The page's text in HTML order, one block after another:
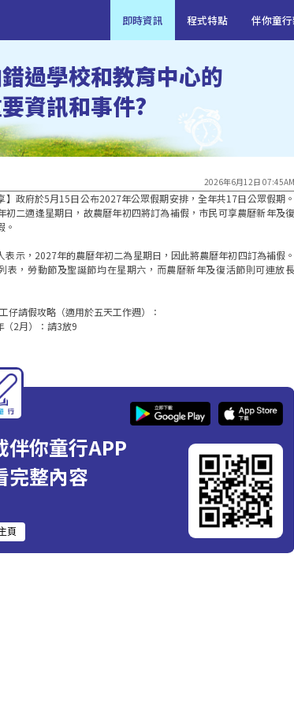
即時資訊 程式特點 伴你童
過學校和教育中心的
資訊和事件?
2026年6月12日 07:45AM
】政府於5月15日公布2027年公眾假期安排，全年共17日公眾假期。
初二適逢星期日，故農曆年初四將訂為補假，市民可享農曆新年及復
。
表示，2027年的農曆年初二為星期日，因此將農曆年初四訂為補假。
表，勞動節及聖誕節均在星期六，而農曆新年及復活節則可連放長
仔請假攻略（適用於五天工作週）：
（2月）：請3放9
伴你童行APP
完整內容
頁